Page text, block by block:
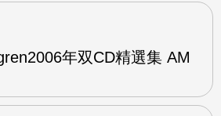
年双CD精選集 AM